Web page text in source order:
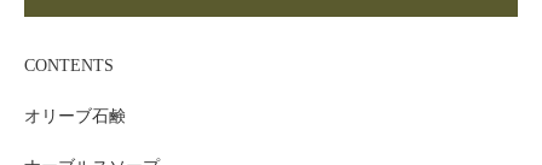
CONTENTS
オリーブ石鹸